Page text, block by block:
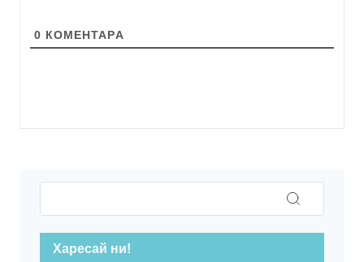
0 КОМЕНТАРA
Харесай ни!